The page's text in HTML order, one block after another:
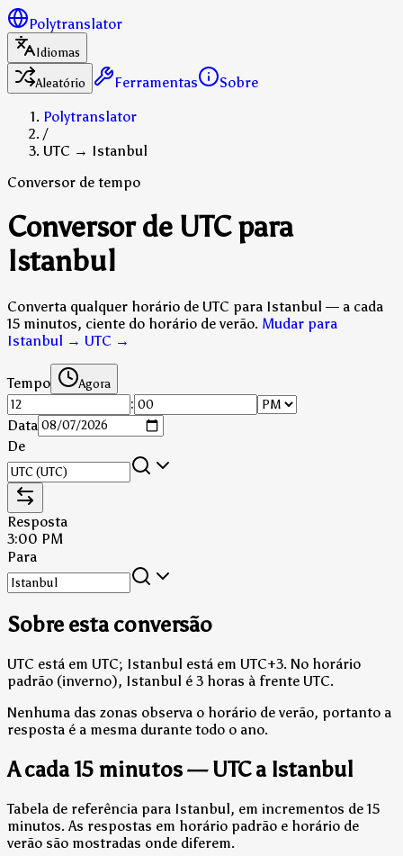
Polytranslator
Idiomas
Aleatório
Ferramentas
Sobre
Polytranslator
/
UTC → Istanbul
Conversor de tempo
Conversor de UTC para
Istanbul
Converta qualquer horário de UTC para Istanbul — a cada
15 minutos, ciente do horário de verão. Mudar para
Istanbul → UTC →
Tempo Agora
:
Data
De
Resposta
3:00 PM
Para
Sobre esta conversão
UTC está em UTC; Istanbul está em UTC+3. No horário
padrão (inverno), Istanbul é 3 horas à frente UTC.
Nenhuma das zonas observa o horário de verão, portanto a
resposta é a mesma durante todo o ano.
A cada 15 minutos — UTC a Istanbul
Tabela de referência para Istanbul, em incrementos de 15
minutos. As respostas em horário padrão e horário de
verão são mostradas onde diferem.